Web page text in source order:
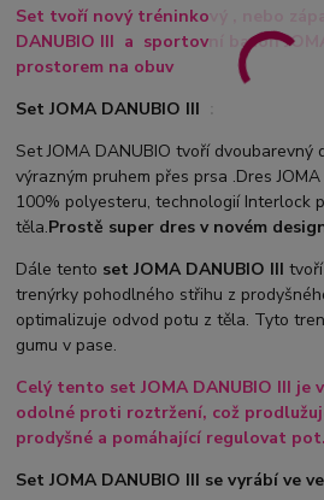
Set tvoří nový tréninkový , nebo
DANUBIO III a sportovní batoh
prostorem na obuv
Set JOMA DANUBIO III :
Set JOMA DANUBIO tvoří dvoubarevný
výrazným pruhem přes prsa .Dres
100% polyesteru, technologií Interlock
těla.Prostě super dres v novém
Dále tento set JOMA DANUBIO III
trenýrky pohodlného střihu z
optimalizuje odvod potu z těla. Tyto
gumu v pase.
Celý tento set JOMA DANUBIO III
odolné proti roztržení, což
prodyšné a pomáhající regulovat pot.
Set JOMA DANUBIO III se vyrábí ve